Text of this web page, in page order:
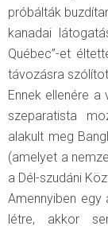
próbálták
kanadai
Québec”-et
távozásra
Ennek ellenére
szeparatista
alakult meg
(amelyet a
a Dél-szudáni
Amennyiben
létre, akkor